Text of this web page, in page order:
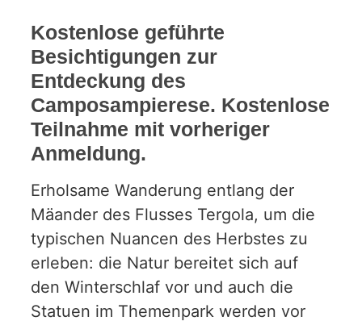
Kostenlose geführte
Besichtigungen zur
Entdeckung des
Camposampierese. Kostenlose
Teilnahme mit vorheriger
Anmeldung.
Erholsame Wanderung entlang der
Mäander des Flusses Tergola, um die
typischen Nuancen des Herbstes zu
erleben: die Natur bereitet sich auf
den Winterschlaf vor und auch die
Statuen im Themenpark werden vor